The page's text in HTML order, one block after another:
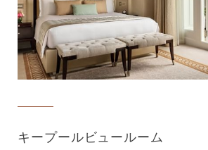
キープールビュールーム